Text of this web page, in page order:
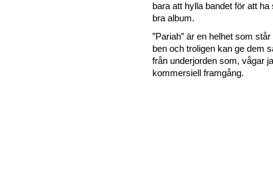
bara att hylla bandet för att
bra album.
”Pariah” är en helhet som
ben och troligen kan ge dem
från underjorden som, vågar
kommersiell framgång.